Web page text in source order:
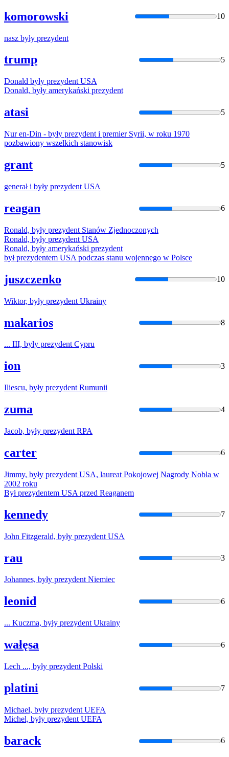
komorowski 10
nasz były prezydent
trump 5
Donald były prezydent USA
Donald, były amerykański prezydent
atasi 5
Nur en-Din - były prezydent i premier Syrii, w roku 1970
pozbawiony wszelkich stanowisk
grant 5
generał i były prezydent USA
reagan 6
Ronald, były prezydent Stanów Zjednoczonych
Ronald, były prezydent USA
Ronald, były amerykański prezydent
był prezydentem USA podczas stanu wojennego w Polsce
juszczenko 10
Wiktor, były prezydent Ukrainy
makarios 8
... III, były prezydentCypru
ion 3
Iliescu, były prezydent Rumunii
zuma 4
Jacob, były prezydent RPA
carter 6
Jimmy, były prezydent USA, laureat Pokojowej Nagrody Nobla w
2002 roku
Był prezydentem USA przed Reaganem
kennedy 7
John Fitzgerald, były prezydent USA
rau 3
Johannes, były prezydentNiemiec
leonid 6
... Kuczma, były prezydent Ukrainy
wałęsa 6
Lech ..., były prezydent Polski
platini 7
Michael, były prezydent UEFA
Michel, były prezydent UEFA
barack 6